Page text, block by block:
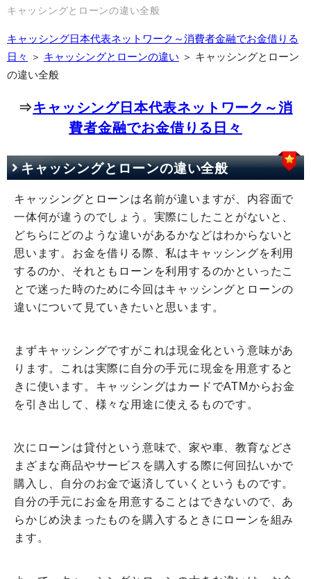
キャッシングとローンの違い全般
キャッシング日本代表ネットワーク～消費者金融でお金借りる
日々 ＞ キャッシングとローンの違い ＞ キャッシングとローン
の違い全般
⇒キャッシング日本代表ネットワーク～消
費者金融でお金借りる日々
キャッシングとローンの違い全般
キャッシングとローンは名前が違いますが、内容面で
一体何が違うのでしょう。実際にしたことがないと、
どちらにどのような違いがあるかなどはわからないと
思います。お金を借りる際、私はキャッシングを利用
するのか、それともローンを利用するのかといったこ
とで迷った時のために今回はキャッシングとローンの
違いについて見ていきたいと思います。
まずキャッシングですがこれは現金化という意味があ
ります。これは実際に自分の手元に現金を用意すると
きに使います。キャッシングはカードでATMからお金
を引き出して、様々な用途に使えるものです。
次にローンは貸付という意味で、家や車、教育などさ
まざまな商品やサービスを購入する際に何回払いかで
購入し、自分のお金で返済していくというものです。
自分の手元にお金を用意することはできないので、あ
らかじめ決まったものを購入するときにローンを組み
ます。